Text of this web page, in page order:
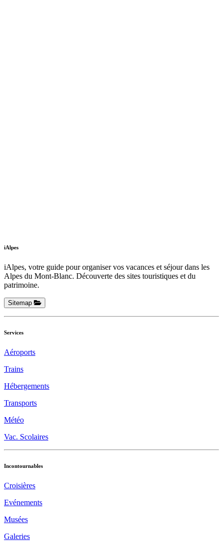
iAlpes
iAlpes, votre guide pour organiser vos vacances et séjour dans les
Alpes du Mont-Blanc. Découverte des sites touristiques et du
patrimoine.
Sitemap
Services
Aéroports
Trains
Hébergements
Transports
Météo
Vac. Scolaires
Incontournables
Croisières
Evénements
Musées
Galeries